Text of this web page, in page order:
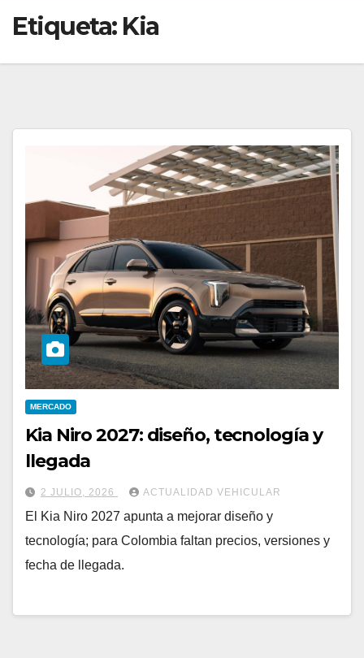
Etiqueta: Kia
MERCADO
Kia Niro 2027: diseño, tecnología y
llegada
2 JULIO, 2026 ACTUALIDAD VEHICULAR
El Kia Niro 2027 apunta a mejorar diseño y
tecnología; para Colombia faltan precios, versiones y
fecha de llegada.